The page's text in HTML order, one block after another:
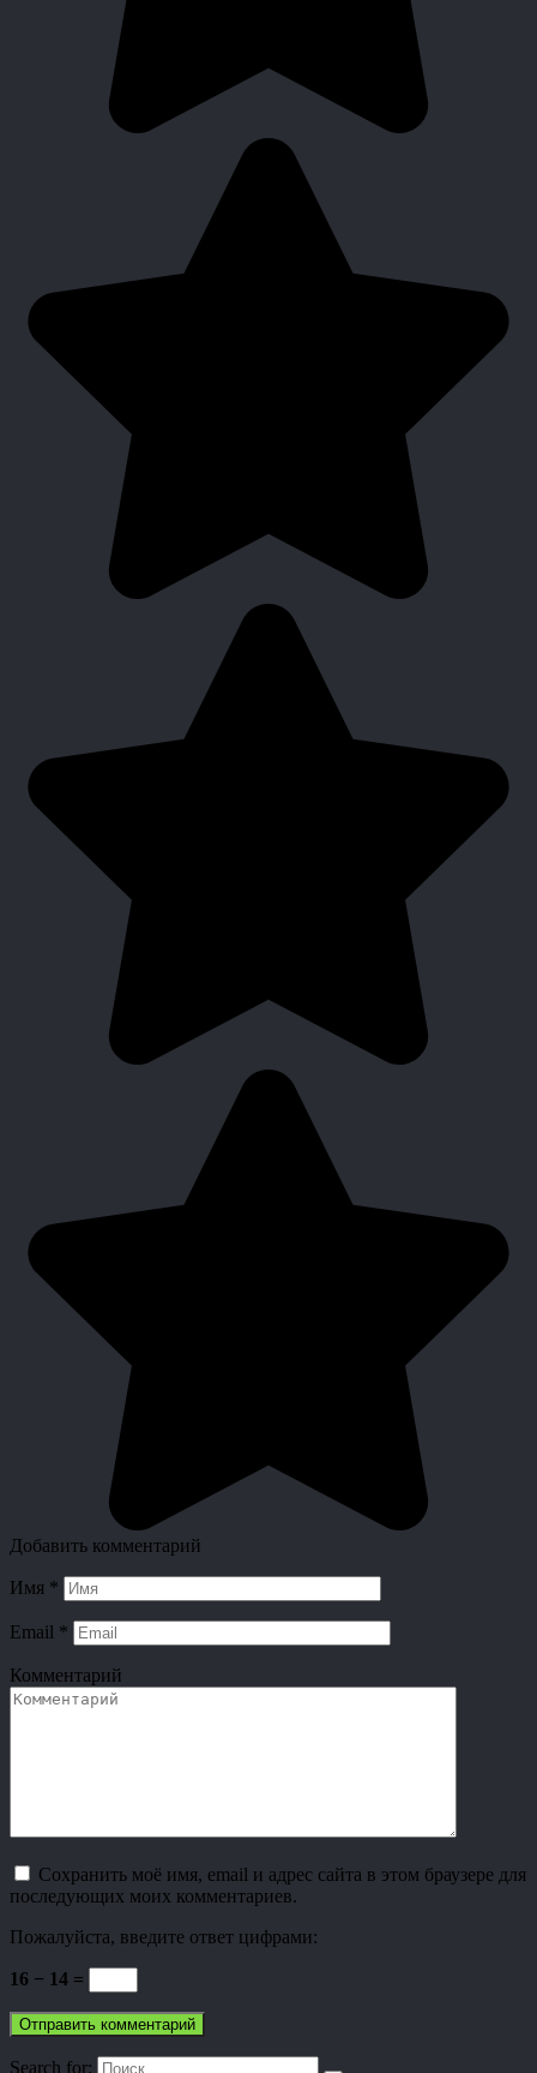
Добавить комментарий
Имя *
Email *
Комментарий
Сохранить моё имя, email и адрес сайта в этом браузере для
последующих моих комментариев.
Пожалуйста, введите ответ цифрами:
16 − 14 =
Search for: